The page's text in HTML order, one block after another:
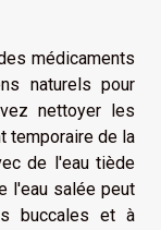
médicaments
naturels pour
nettoyer les
temporaire de la
de l'eau tiède
l'eau salée peut
buccales et à